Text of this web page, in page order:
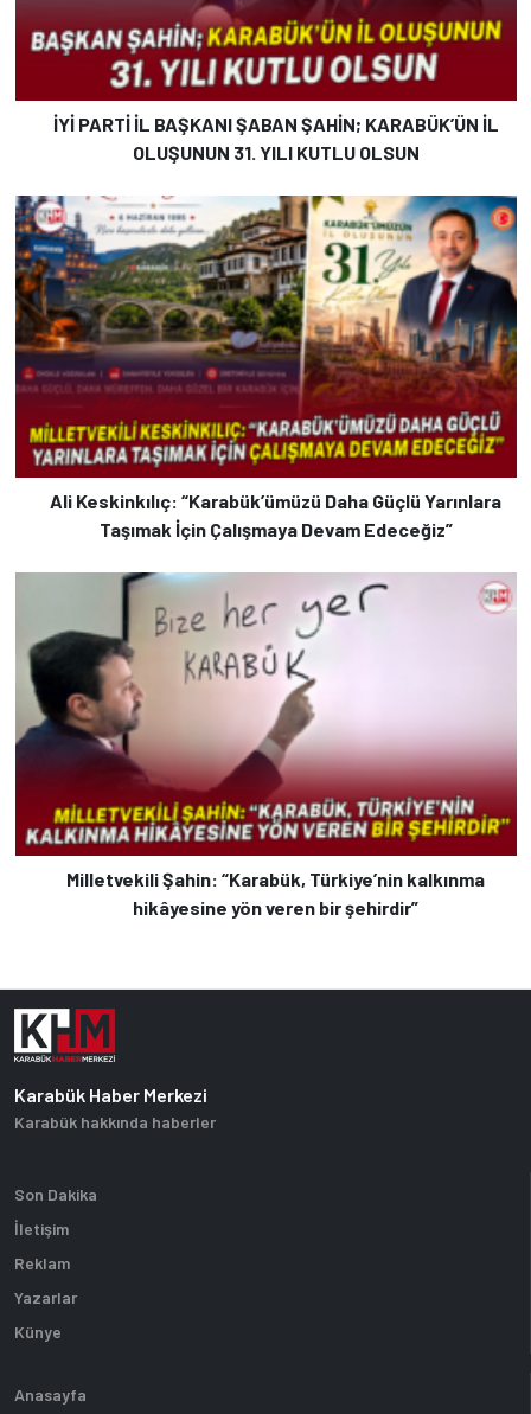
İYİ PARTİ İL BAŞKANI ŞABAN ŞAHİN; KARABÜK’ÜN İL
OLUŞUNUN 31. YILI KUTLU OLSUN
Ali Keskinkılıç: “Karabük’ümüzü Daha Güçlü Yarınlara
Taşımak İçin Çalışmaya Devam Edeceğiz”
Milletvekili Şahin: “Karabük, Türkiye’nin kalkınma
hikâyesine yön veren bir şehirdir”
Karabük Haber Merkezi
Karabük hakkında haberler
Son Dakika
İletişim
Reklam
Yazarlar
Künye
Anasayfa